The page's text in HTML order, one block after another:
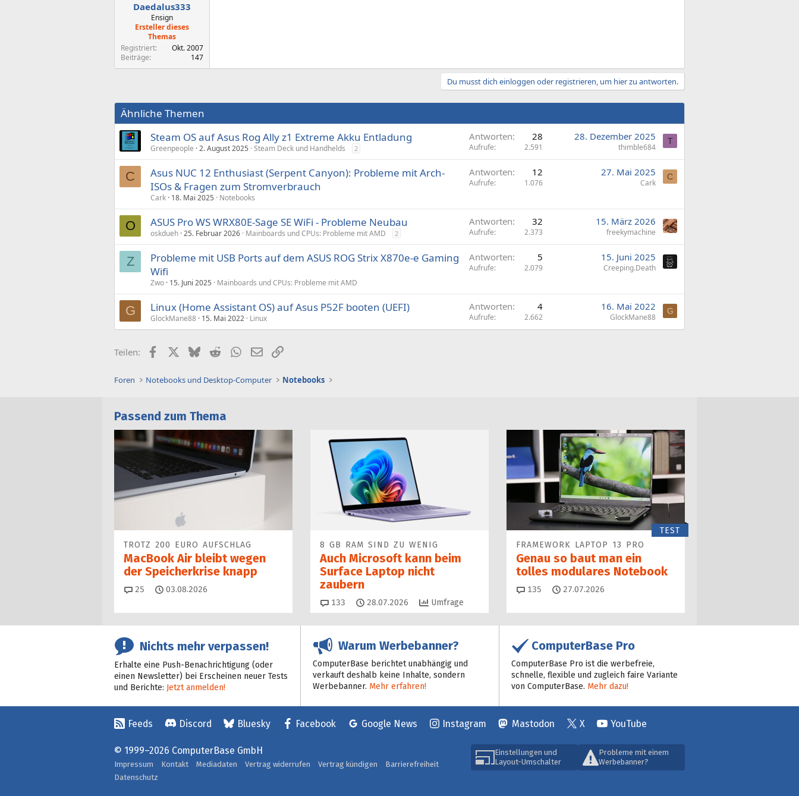
Daedalus333
Ensign
Ersteller dieses
Themas
Registriert
Okt. 2007
Beiträge
147
Du musst dich einloggen oder registrieren, um hier zu antworten.
Ähnliche Themen
Steam OS auf Asus Rog Ally z1 Extreme Akku Entladung
Greenpeople 2. August 2025 Steam Deck und Handhelds 2
Antworten 28
Aufrufe 2.591
28. Dezember 2025
thimble684
T
C
Asus NUC 12 Enthusiast (Serpent Canyon): Probleme mit Arch-
ISOs & Fragen zum Stromverbrauch
Cark 18. Mai 2025 Notebooks
Antworten 12
Aufrufe 1.076
27. Mai 2025
Cark
C
O ASUS Pro WS WRX80E-Sage SE WiFi - Probleme Neubau
oskdueh 25. Februar 2026 Mainboards und CPUs: Probleme mit AMD 2
Antworten 32
Aufrufe 2.373
15. März 2026
freekymachine
Z
Probleme mit USB Ports auf dem ASUS ROG Strix X870e-e Gaming
Wifi
Zwo 15. Juni 2025 Mainboards und CPUs: Probleme mit AMD
Antworten 5
Aufrufe 2.079
15. Juni 2025
Creeping.Death
G Linux (Home Assistant OS) auf Asus P52F booten (UEFI)
GlockMane88 15. Mai 2022 Linux
Antworten 4
Aufrufe 2.662
16. Mai 2022
GlockMane88
G
Teilen: FacebookX (Twitter)
BlueskyRedditWhatsApp
E-MailLink
Foren Notebooks und Desktop-Computer Notebooks
Passend zum Thema
TROTZ 200 EURO AUFSCHLAG
MacBook Air bleibt wegen
der Speicherkrise knapp
25 Kommentare
03.08.2026
8 GB RAM SIND ZU WENIG
Auch Microsoft kann beim
Surface Laptop nicht
zaubern
133 Kommentare
28.07.2026 Umfrage
TEST
FRAMEWORK LAPTOP 13 PRO
Genau so baut man ein
tolles modulares Notebook
135 Kommentare
27.07.2026
Nichts mehr verpassen!
Erhalte eine Push-Benachrichtigung (oder
einen Newsletter) bei Erscheinen neuer Tests
und Berichte: Jetzt anmelden!
Warum Werbebanner?
ComputerBase berichtet unabhängig und
verkauft deshalb keine Inhalte, sondern
Werbebanner. Mehr erfahren!
ComputerBase Pro
ComputerBase Pro ist die werbefreie,
schnelle, flexible und zugleich faire Variante
von ComputerBase. Mehr dazu!
Feeds Discord Bluesky Facebook Google News Instagram Mastodon X YouTube
Einstellungen und
Layout-Umschalter
Probleme mit einem
Werbebanner?
© 1999–2026 ComputerBase GmbH
Impressum Kontakt Mediadaten Vertrag widerrufen Vertrag kündigen
Barrierefreiheit
Datenschutz